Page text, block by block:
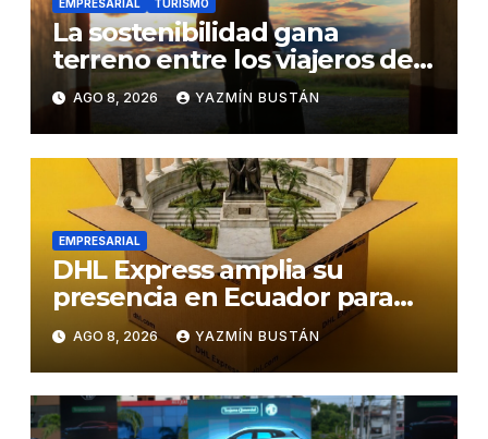
EMPRESARIAL TURISMO
La sostenibilidad gana
terreno entre los viajeros de
negocios
AGO 8, 2026 YAZMÍN BUSTÁN
EMPRESARIAL
DHL Express amplia su
presencia en Ecuador para
responder al crecimiento de
las exportaciones
AGO 8, 2026 YAZMÍN BUSTÁN